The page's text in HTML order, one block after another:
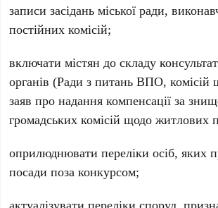
записи засідань міської ради,
постійних комісій;
включати містян до складу
органів (Ради з питань ВПО, комісій
заяв про надання компенсації за
громадських комісій щодо житлових
оприлюднювати переліки осіб, яких
посади поза конкурсом;
актуалізувати переліки споруд,